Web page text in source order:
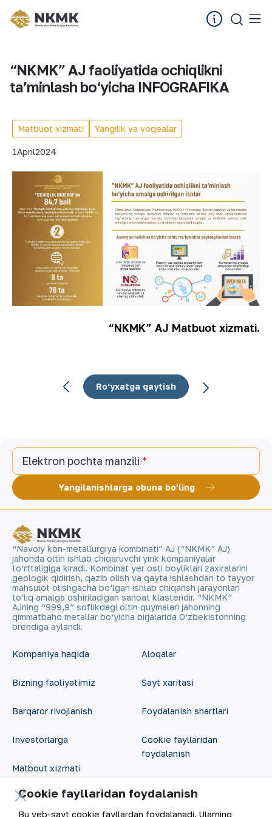
“NKMK” AJ faoliyatida ochiqlikni
taʼminlash bo‘yicha INFOGRAFIKA
Matbuot xizmati Yangilik va voqealar
1April2024
“NKMK” AJ Matbuot xizmati.
Ro‘yxatga qaytish
Elektron pochta manzili
Yangilanishlarga obuna bo'ling
“Navoiy kon-metallurgiya kombinati” AJ (“NKMK” AJ)
jahonda oltin ishlab chiqaruvchi yirik kompaniyalar
to‘rttaligiga kiradi. Kombinat yer osti boyliklari zaxiralarini
geologik qidirish, qazib olish va qayta ishlashdan to tayyor
mahsulot olishgacha bo‘lgan ishlab chiqarish jarayonlari
to‘liq amalga oshiriladigan sanoat klasteridir. “NKMK”
AJning “999,9” soflikdagi oltin quymalari jahonning
qimmatbaho metallar bo‘yicha birjalarida O‘zbekistonning
brendiga aylandi.
Kompaniya haqida
Bizning faoliyatimiz
Barqaror rivojlanish
Investorlarga
Matbout xizmati
Karyera
Aloqalar
Sayt xaritasi
Foydalanish shartlari
Cookie fayllaridan
foydalanish
RSS feed
Cookie fayllaridan foydalanish
Bu veb-sayt cookie fayllardan foydalanadi. Ularning